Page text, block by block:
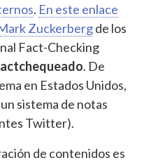
. En este enlace
Zuckerbergde los
Fact-Checking
. De
en Estados Unidos,
sistema de notas
Twitter).
de contenidos es